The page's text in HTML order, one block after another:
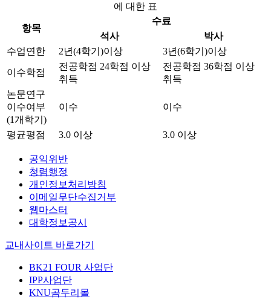
에 대한 표
항목
수료
석사
박사
수업연한
2년(4학기)이상 3년(6학기)이상
이수학점
전공학점 24학점 이상
취득
전공학점 36학점 이상
취득
논문연구
이수여부
(1개학기)
이수 이수
평균평점 3.0 이상 3.0 이상
공익위반
청렴행정
개인정보처리방침
이메일무단수집거부
웹마스터
대학정보공시
교내사이트 바로가기
BK21 FOUR 사업단
IPP사업단
KNU곰두리몰